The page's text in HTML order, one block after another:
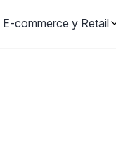
E-commerce y Retail